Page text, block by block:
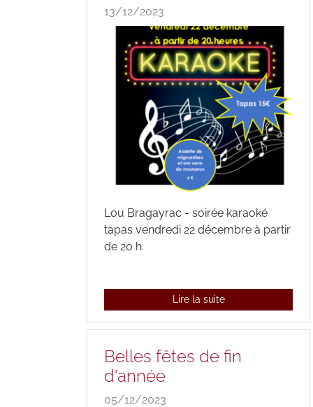
13/12/2023
Lou Bragayrac - soirée karaoké
tapas vendredi 22 décembre à partir
de 20 h.
Lire la suite
Belles fêtes de fin
d'année
05/12/2023